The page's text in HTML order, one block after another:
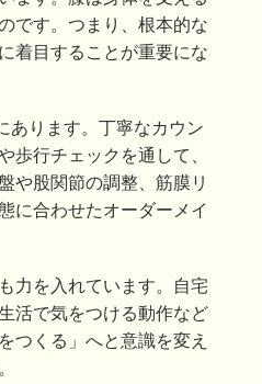
です。つまり、根本的な
着目することが重要にな
あります。丁寧なカウン
行チェックを通して、
や股関節の調整、筋膜リ
に合わせたオーダーメイ
力を入れています。自宅
活で気をつける動作など
つくる」へと意識を変え